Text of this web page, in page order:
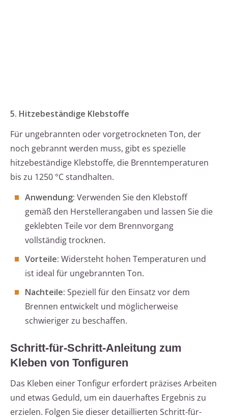
5. Hitzebeständige Klebstoffe
Für ungebrannten oder vorgetrockneten Ton, der
noch gebrannt werden muss, gibt es spezielle
hitzebeständige Klebstoffe, die Brenntemperaturen
bis zu 1250 °C standhalten.
Anwendung: Verwenden Sie den Klebstoff
gemäß den Herstellerangaben und lassen Sie die
geklebten Teile vor dem Brennvorgang
vollständig trocknen.
Vorteile: Widersteht hohen Temperaturen und
ist ideal für ungebrannten Ton.
Nachteile: Speziell für den Einsatz vor dem
Brennen entwickelt und möglicherweise
schwieriger zu beschaffen.
Schritt-für-Schritt-Anleitung zum
Kleben von Tonfiguren
Das Kleben einer Tonfigur erfordert präzises Arbeiten
und etwas Geduld, um ein dauerhaftes Ergebnis zu
erzielen. Folgen Sie dieser detaillierten Schritt-für-